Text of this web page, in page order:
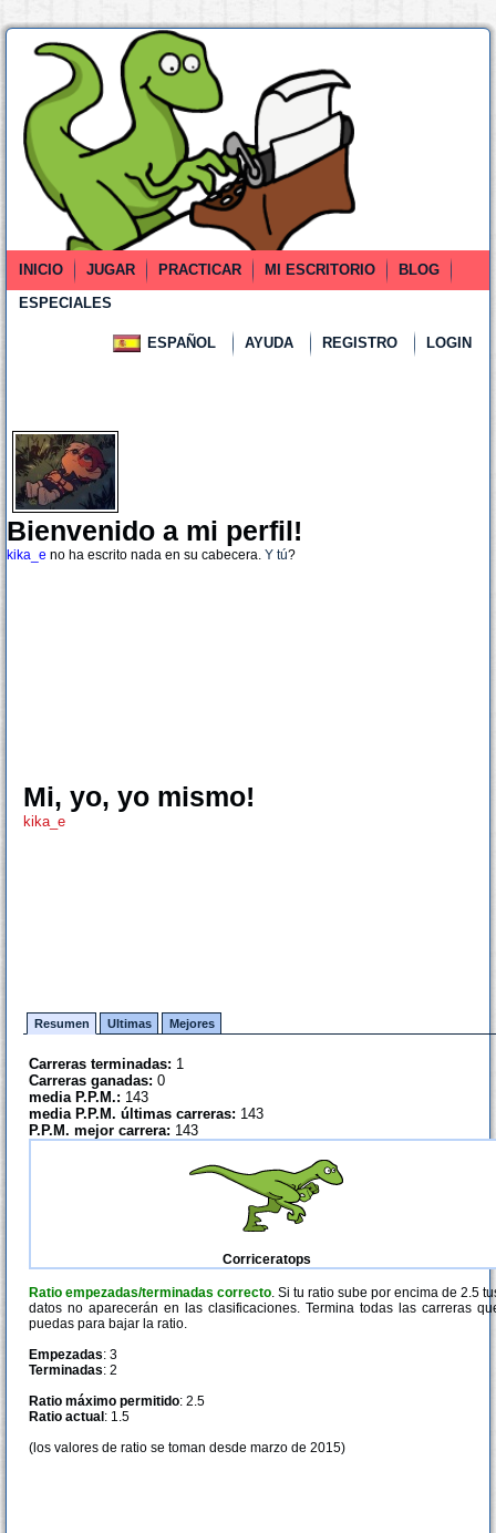
INICIO JUGAR PRACTICAR MI ESCRITORIO
BLOG
ESPECIALES
ESPAÑOL AYUDA REGISTRO LOGIN
Bienvenido a mi perfil!
kika_e no ha escrito nada en su cabecera. Y tú?
Mi, yo, yo mismo!
kika_e
Resumen Ultimas Mejores
Carreras terminadas: 1
Carreras ganadas: 0
media P.P.M.: 143
media P.P.M. últimas carreras: 143
P.P.M. mejor carrera: 143
Corriceratops
Ratio empezadas/terminadas correcto. Si tu ratio sube por encima de 2.5
datos no aparecerán en las clasificaciones. Termina todas las carreras
puedas para bajar la ratio.
Empezadas: 3
Terminadas: 2
Ratio máximo permitido: 2.5
Ratio actual : 1.5
(los valores de ratio se toman desde marzo de 2015)